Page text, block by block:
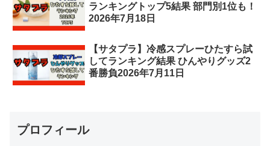
ランキングトップ5結果 部門別1位も！
2026年7月18日
【サタプラ】冷感スプレーひたすら試
してランキング結果 ひんやりグッズ2
番勝負2026年7月11日
プロフィール